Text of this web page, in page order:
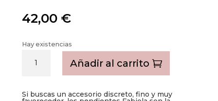
42,00 €
Hay existencias
cantidad
Añadir al carrito
Si buscas un accesorio discreto, fino y muy